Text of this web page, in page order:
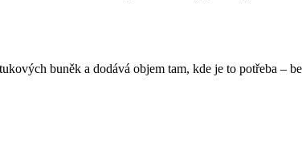
buněk a dodává objem tam, kde je to potřeba –